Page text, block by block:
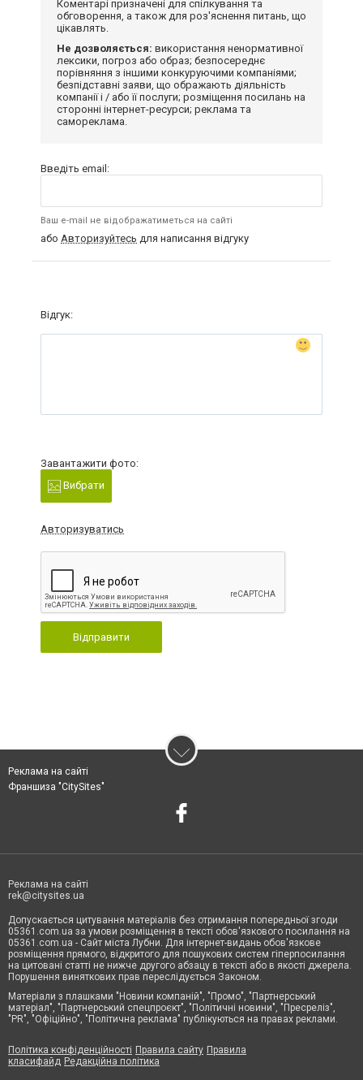
Коментарі призначені для спілкування та
обговорення, а також для роз'яснення питань, що
цікавлять.
Не дозволяється: використання ненормативної
лексики, погроз або образ; безпосереднє
порівняння з іншими конкуруючими компаніями;
безпідставні заяви, що ображають діяльність
компанії і / або її послуги; розміщення посилань на
сторонні інтернет-ресурси; реклама та
самореклама.
Введіть email:
Ваш e-mail не відображатиметься на сайті
або Авторизуйтесь для написання відгуку
Відгук:
Завантажити фото:
Вибрати
Авторизуватись
Відправити
Реклама на сайті
Франшиза "CitySites"
Реклама на сайті
rek@citysites.ua
Допускається цитування матеріалів без отримання попередньої згоди
05361.com.ua за умови розміщення в тексті обов'язкового посилання на
05361.com.ua - Сайт міста Лубни. Для інтернет-видань обов'язкове
розміщення прямого, відкритого для пошукових систем гіперпосилання
на цитовані статті не нижче другого абзацу в тексті або в якості джерела.
Порушення виняткових прав переслідується Законом.
Матеріали з плашками "Новини компаній", "Промо", "Партнерський
матеріал", "Партнерський спецпроєкт", "Політичні новини", "Пресреліз",
"PR", "Офіційно", "Політична реклама" публікуються на правах реклами.
Політика конфіденційності Правила сайту Правила
класифайд Редакційна політика